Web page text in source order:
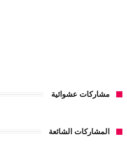
مشاركات عشوائية
المشاركات الشائعة